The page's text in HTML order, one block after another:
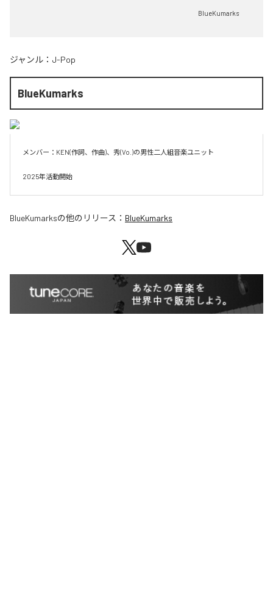
BlueKumarks
ジャンル： J-Pop
BlueKumarks
メンバー：KEN(作詞、作曲)、秀(Vo.)の男性二人組音楽ユニット
2025年活動開始
BlueKumarksの他のリリース： BlueKumarks